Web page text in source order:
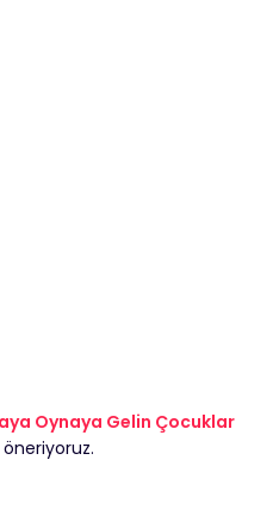
Oynaya Gelin Çocuklar
öneriyoruz.